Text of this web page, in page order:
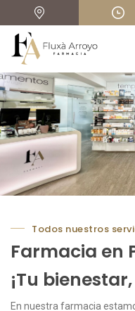
Todos nuestros
Farmacia en
¡Tu
En nuestra farmacia